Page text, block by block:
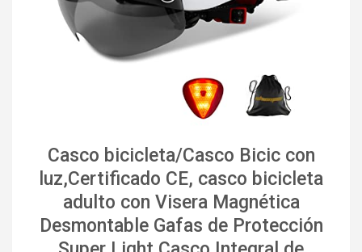
Casco bicicleta/Casco Bicic con
luz,Certificado CE, casco bicicleta
adulto con Visera Magnética
Desmontable Gafas de Protección